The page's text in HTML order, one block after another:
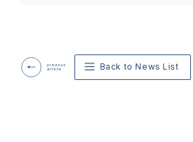
previous
article
Back to News List